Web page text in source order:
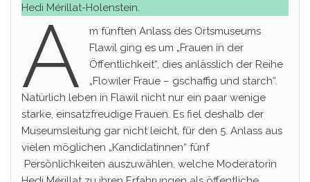
Hedi Mérillat-Holenstein.
A
m fünften Anlass des Ortsmuseums
Flawil ging es um „Frauen in der
Öffentlichkeit“, dies anlässlich der Reihe
„Flowiler Fraue – gschaffig und starch“.
Natürlich leben in Flawil nicht nur ein paar wenige
starke, einsatzfreudige Frauen. Es fiel deshalb der
Museumsleitung gar nicht leicht, für den 5. Anlass aus
vielen möglichen „Kandidatinnen“ fünf
Persönlichkeiten auszuwählen, welche Moderatorin